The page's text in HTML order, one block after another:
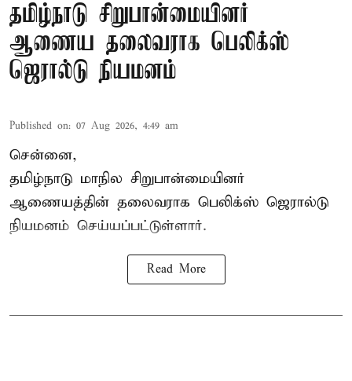
தமிழ்நாடு சிறுபான்மையினர்
ஆணைய தலைவராக பெலிக்ஸ்
ஜெரால்டு நியமனம்
Published on: 07 Aug 2026, 4:49 am
சென்னை,
தமிழ்நாடு மாநில சிறுபான்மையினர்
ஆணையத்தின் தலைவராக பெலிக்ஸ் ஜெரால்டு
நியமனம் செய்யப்பட்டுள்ளார்.
Read More